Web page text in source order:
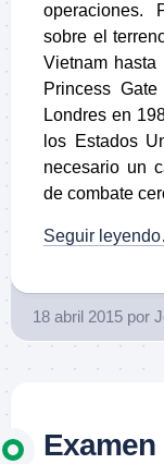
operaciones.
sobre el
Vietnam hasta
Princess
Londres en
los Estados
necesario un
de combate
Seguir
18 abril 2015 por